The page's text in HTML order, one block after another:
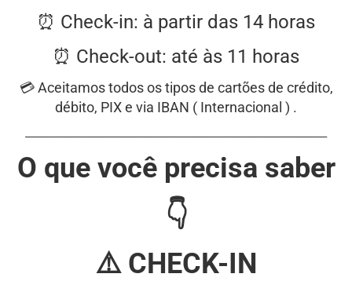
⏰ Check-in: à partir das 14 horas
⏰ Check-out: até às 11 horas
💳 Aceitamos todos os tipos de cartões de crédito,
débito, PIX e via IBAN ( Internacional ) .
O que você precisa saber
👇
⚠️ CHECK-IN